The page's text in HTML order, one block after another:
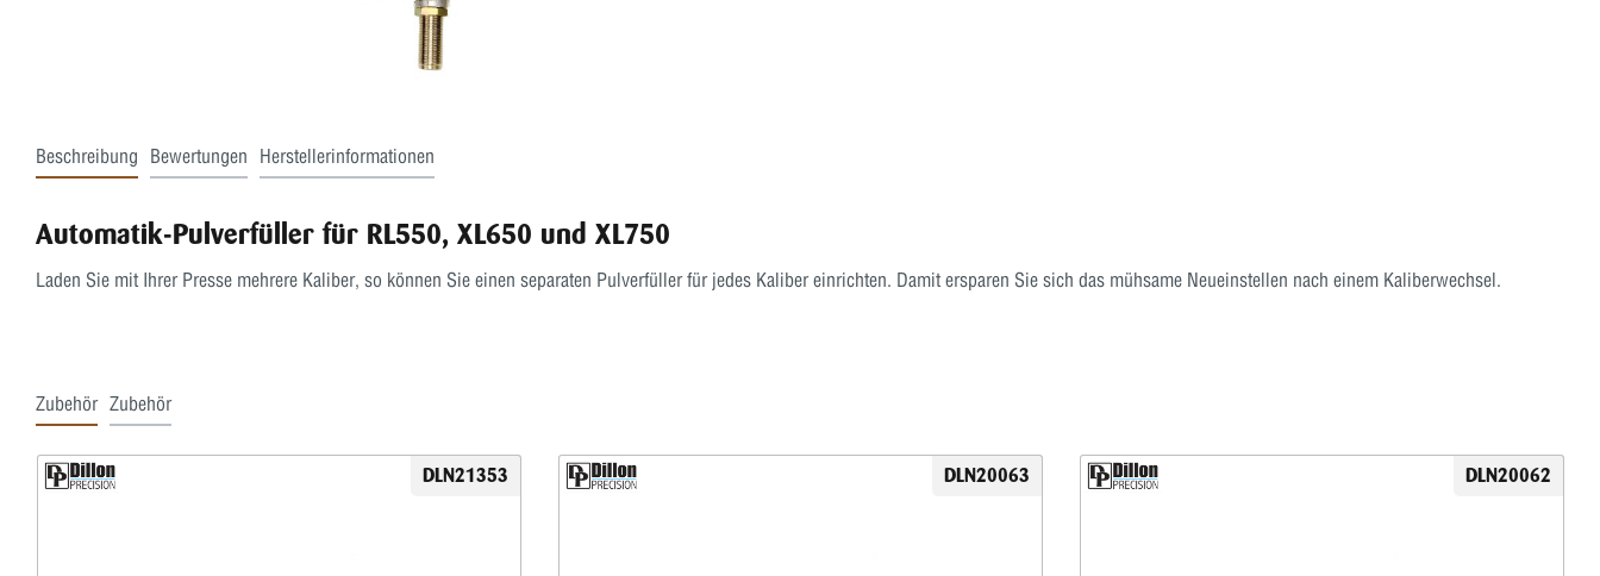
Beschreibung Bewertungen Herstellerinformationen
Automatik-Pulverfüller für RL550, XL650 und XL750
Laden Sie mit Ihrer Presse mehrere Kaliber, so können Sie einen separaten Pulverfüller für jedes Kaliber einrichten. Damit ersparen Sie sich das mühsame Neueinstellen nach einem Kaliberwechsel.
Zubehör Zubehör
DLN21353 DLN20063 DLN20062